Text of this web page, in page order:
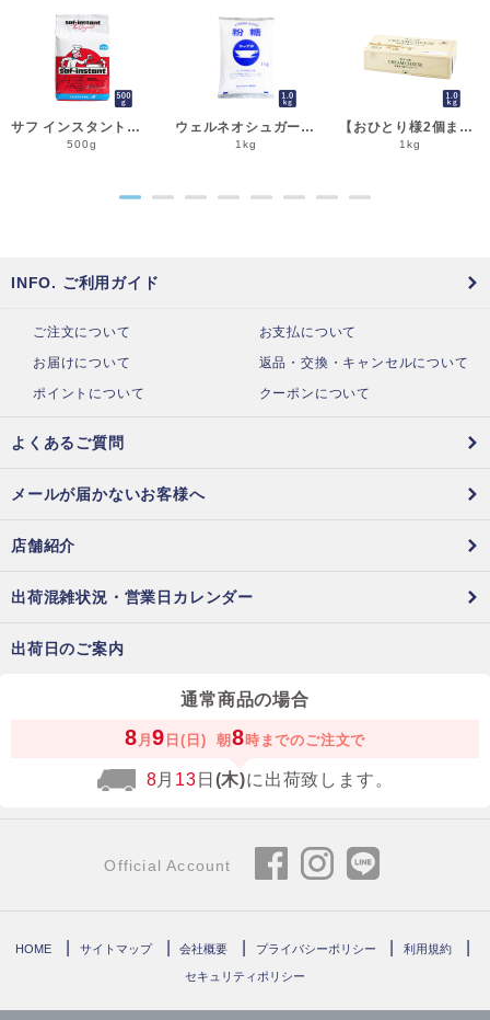
サフ インスタント・ドライイースト赤 500g 乾燥酵母 低糖用 LESAFFRE ルサッフル__
500g
ウェルネオシュガー 粉糖NZ-1S 1kg 粉砂糖__
1kg
【おひとり様2個まで】よつ葉 北海道十勝クリームチーズ（B） 1kg チーズ よつば__
1kg
● ● ● ● ● ● ●
INFO. ご利用ガイド
ご注文について
お支払について
お届けについて
返品・交換・キャンセルについて
ポイントについて
クーポンについて
よくあるご質問
メールが届かないお客様へ
店舗紹介
出荷混雑状況・営業日カレンダー
出荷日のご案内
通常商品の場合
8 月9 日(日) 朝8時までのご注文で
8月 13 日 (木)に出荷致します。
Official Account
HOME サイトマップ 会社概要 プライバシーポリシー 利用規約
セキュリティポリシー